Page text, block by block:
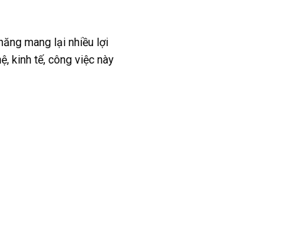
mang lại nhiều lợi
kinh tế, công việc này